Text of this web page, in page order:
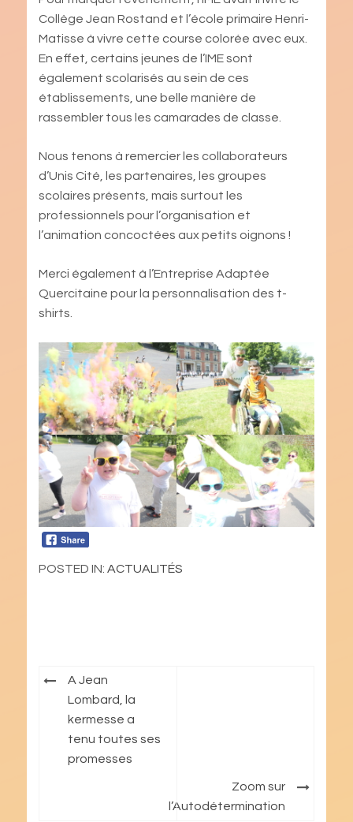
Collège Jean Rostand et l’école primaire Henri-
Matisse à vivre cette course colorée avec eux.
En effet, certains jeunes de l’IME sont
également scolarisés au sein de ces
établissements, une belle manière de
rassembler tous les camarades de classe.
Nous tenons à remercier les collaborateurs
d’Unis Cité, les partenaires, les groupes
scolaires présents, mais surtout les
professionnels pour l’organisation et
l’animation concoctées aux petits oignons !
Merci également à l’Entreprise Adaptée
Quercitaine pour la personnalisation des t-
shirts.
POSTED IN: ACTUALITÉS
Navigation
l’article
A Jean
Lombard, la
kermesse a
tenu toutes ses
promesses
Zoom sur
l’Autodétermination